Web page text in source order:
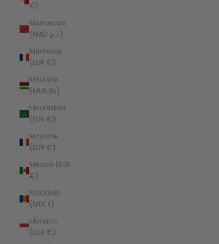
€)
Marruecos
(MAD د.م.)
Martinica
(EUR €)
Mauricio
(MUR ₨)
Mauritania
(EUR €)
Mayotte
(EUR €)
México (EUR
€)
Moldavia
(MDL L)
Mónaco
(EUR €)